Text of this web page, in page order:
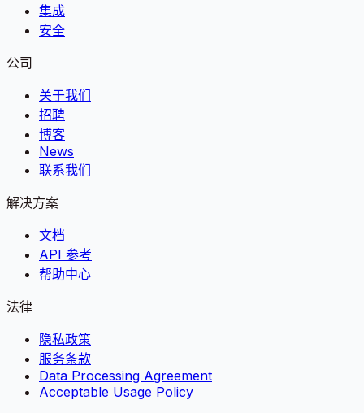
集成
安全
公司
关于我们
招聘
博客
News
联系我们
解决方案
文档
API 参考
帮助中心
法律
隐私政策
服务条款
Data Processing Agreement
Acceptable Usage Policy